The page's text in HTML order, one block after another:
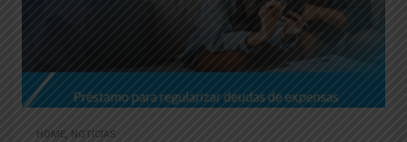
HOME, NOTICIAS